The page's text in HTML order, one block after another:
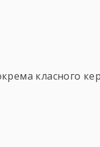
класного